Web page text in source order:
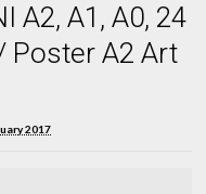
A2, A1, A0, 24
Poster A2 Art
2017